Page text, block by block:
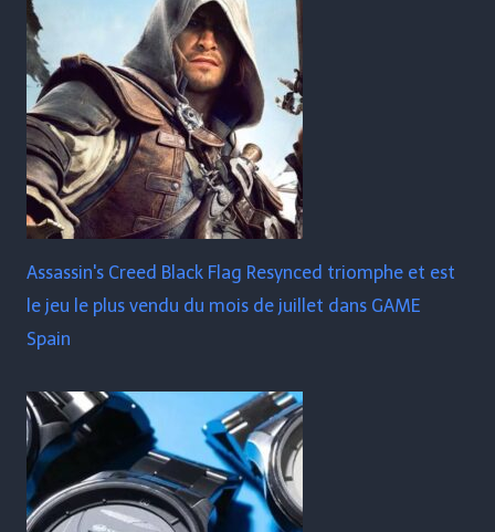
Assassin's Creed Black Flag Resynced triomphe et est
le jeu le plus vendu du mois de juillet dans GAME
Spain